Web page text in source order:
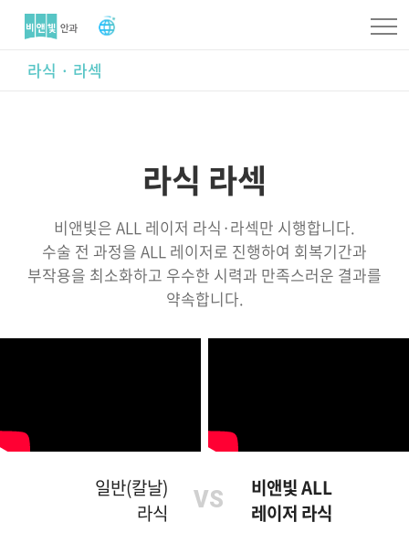
라식 · 라섹
라식 라섹
비앤빛은 ALL 레이저 라식·라섹만 시행합니다.
수술 전 과정을 ALL 레이저로 진행하여 회복기간과
부작용을 최소화하고 우수한 시력과 만족스러운 결과를
약속합니다.
일반(칼날)
라식
비앤빛 ALL
레이저 라식